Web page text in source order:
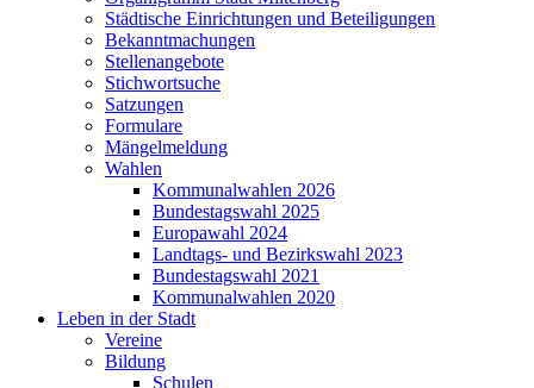
Städtische Einrichtungen und Beteiligungen
Bekanntmachungen
Stellenangebote
Stichwortsuche
Satzungen
Formulare
Mängelmeldung
Wahlen
Kommunalwahlen 2026
Bundestagswahl 2025
Europawahl 2024
Landtags- und Bezirkswahl 2023
Bundestagswahl 2021
Kommunalwahlen 2020
Leben in der Stadt
Vereine
Bildung
Schulen